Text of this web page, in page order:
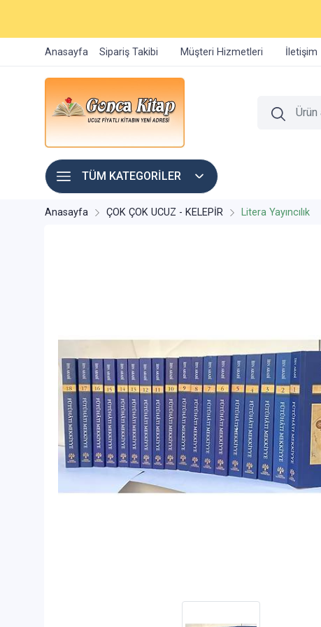
Anasayfa Sipariş Takibi Müşteri Hizmetleri İletişim
TÜM KATEGORİLER
Anasayfa ÇOK ÇOK UCUZ - KELEPİR Litera Yayıncılık